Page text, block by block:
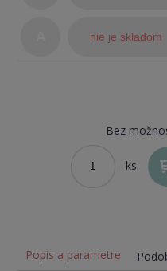
nie je skladom
Bez
ks
Popis a parametre